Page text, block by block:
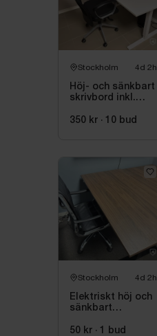
Stockholm 4d 2h
Höj- och sänkbart
skrivbord inkl.
350 kr · 10 bud
Stockholm 4d 2h
Elektriskt höj och
sänkbart
kontorsstol
50 kr · 1 bud